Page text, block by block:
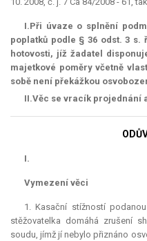
I.Při úvaze o splnění
poplatků podle § 36 odst. 3
hotovosti, jíž žadatel
majetkové poměry včetně
sobě není překážkou
II.Věc se vracík projednání
I.
Vymezení věci
1. Kasační stížností
stěžovatelka domáhá zrušení
soudu, jímž jí nebylo přiznáno